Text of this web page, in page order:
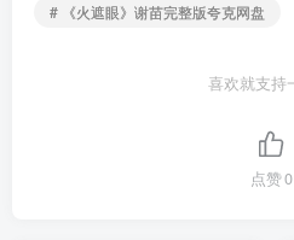
# 《火遮眼》谢苗完整版夸克网盘
喜欢就支持
点赞0